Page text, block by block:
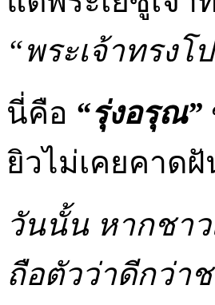
“พระเจ้าทรง
นี่คือ “รุ่งอรุณ”
ยิวไม่เคยคาด
วันนั้น หากชาว
ถือตัวว่าดีกว่า